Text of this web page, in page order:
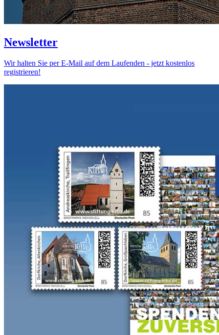
Newsletter
Wir halten Sie per E-Mail auf dem Laufenden - jetzt kostenlos
registrieren!